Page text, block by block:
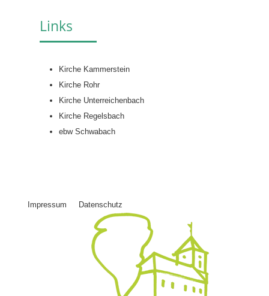
Links
Kirche Kammerstein
Kirche Rohr
Kirche Unterreichenbach
Kirche Regelsbach
ebw Schwabach
Impressum Datenschutz